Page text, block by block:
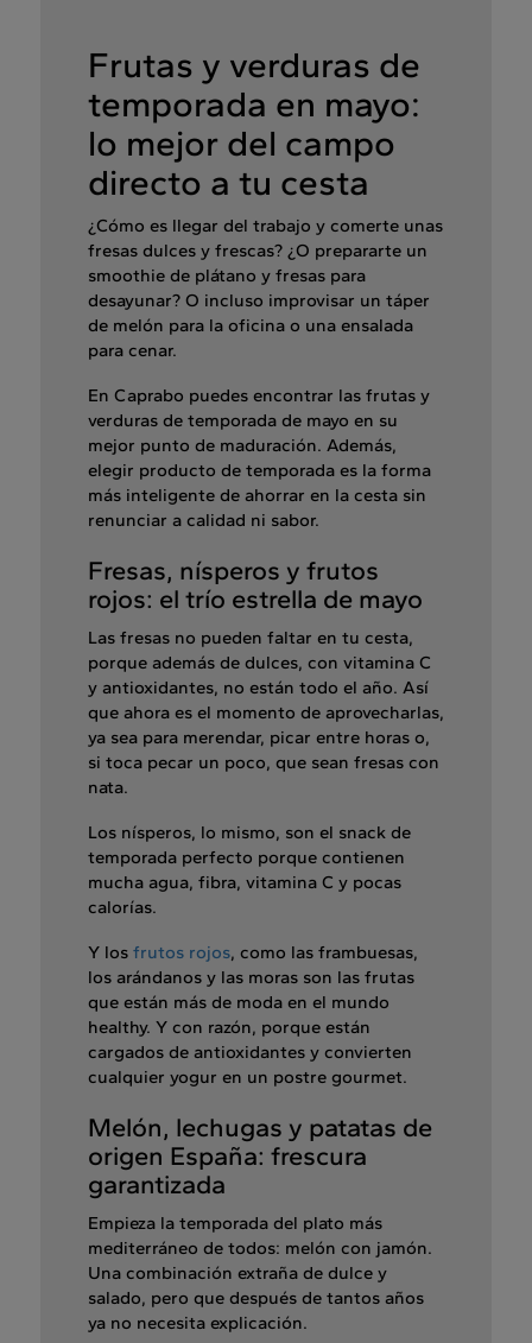
Frutas y verduras de
temporada en mayo:
lo mejor del campo
directo a tu cesta
¿Cómo es llegar del trabajo y comerte unas
fresas dulces y frescas? ¿O prepararte un
smoothie de plátano y fresas para
desayunar? O incluso improvisar un táper
de melón para la oficina o una ensalada
para cenar.
En Caprabo puedes encontrar las frutas y
verduras de temporada de mayo en su
mejor punto de maduración. Además,
elegir producto de temporada es la forma
más inteligente de ahorrar en la cesta sin
renunciar a calidad ni sabor.
Fresas, nísperos y frutos
rojos: el trío estrella de mayo
Las fresas no pueden faltar en tu cesta,
porque además de dulces, con vitamina C
y antioxidantes, no están todo el año. Así
que ahora es el momento de aprovecharlas,
ya sea para merendar, picar entre horas o,
si toca pecar un poco, que sean fresas con
nata.
Los nísperos, lo mismo, son el snack de
temporada perfecto porque contienen
mucha agua, fibra, vitamina C y pocas
calorías.
Y los frutos rojos, como las frambuesas,
los arándanos y las moras son las frutas
que están más de moda en el mundo
healthy. Y con razón, porque están
cargados de antioxidantes y convierten
cualquier yogur en un postre gourmet.
Melón, lechugas y patatas de
origen España: frescura
garantizada
Empieza la temporada del plato más
mediterráneo de todos: melón con jamón.
Una combinación extraña de dulce y
salado, pero que después de tantos años
ya no necesita explicación.